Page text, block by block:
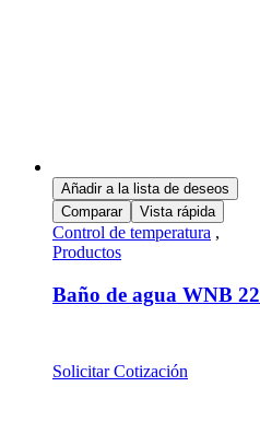
Añadir a la lista de deseos
Comparar
Vista rápida
Control de temperatura ,
Productos
Baño de agua WNB 22
Solicitar Cotización